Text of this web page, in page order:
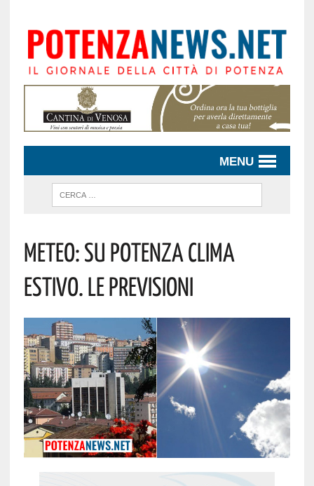
MENU
Meteo: Su Potenza Clima
Estivo. Le Previsioni